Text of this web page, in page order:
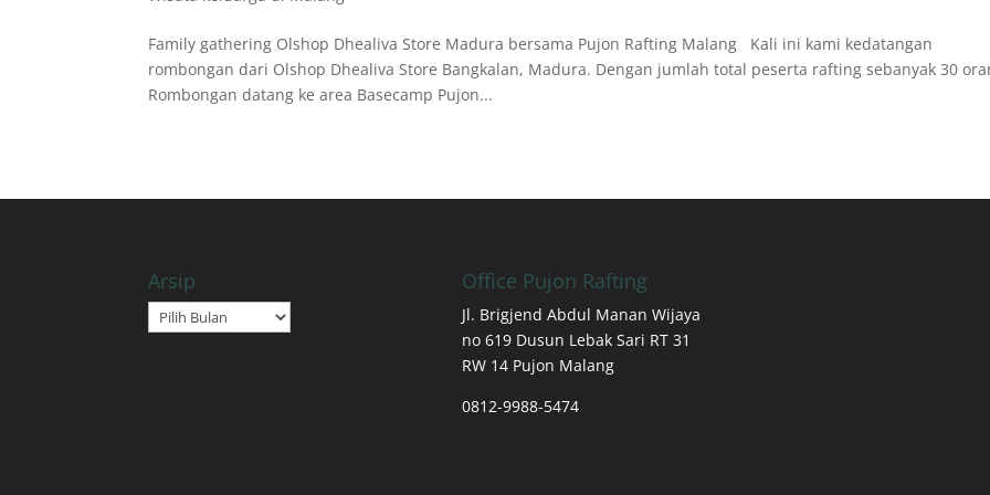
Family gathering Olshop Dhealiva Store Madura bersama Pujon Rafting Malang Kali ini kami kedatangan
rombongan dari Olshop Dhealiva Store Bangkalan, Madura. Dengan jumlah total peserta rafting sebanyak 30
Rombongan datang ke area Basecamp Pujon...
Arsip
Arsip
Office Pujon Rafting
Jl. Brigjend Abdul Manan Wijaya
no 619 Dusun Lebak Sari RT 31
RW 14 Pujon Malang
0812-9988-5474